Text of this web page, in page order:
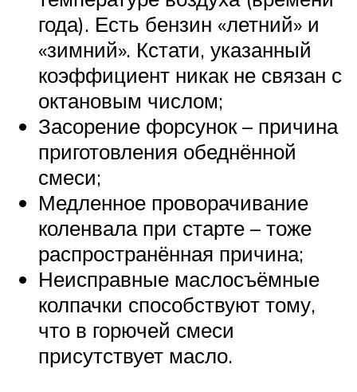
года). Есть бензин «летний» и
«зимний». Кстати, указанный
коэффициент никак не связан с
октановым числом;
Засорение форсунок – причина
приготовления обеднённой
смеси;
Медленное проворачивание
коленвала при старте – тоже
распространённая причина;
Неисправные маслосъёмные
колпачки способствуют тому,
что в горючей смеси
присутствует масло.